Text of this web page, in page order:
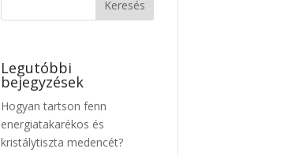
Legutóbbi
bejegyzések
Hogyan tartson fenn
energiatakarékos és
kristálytiszta medencét?